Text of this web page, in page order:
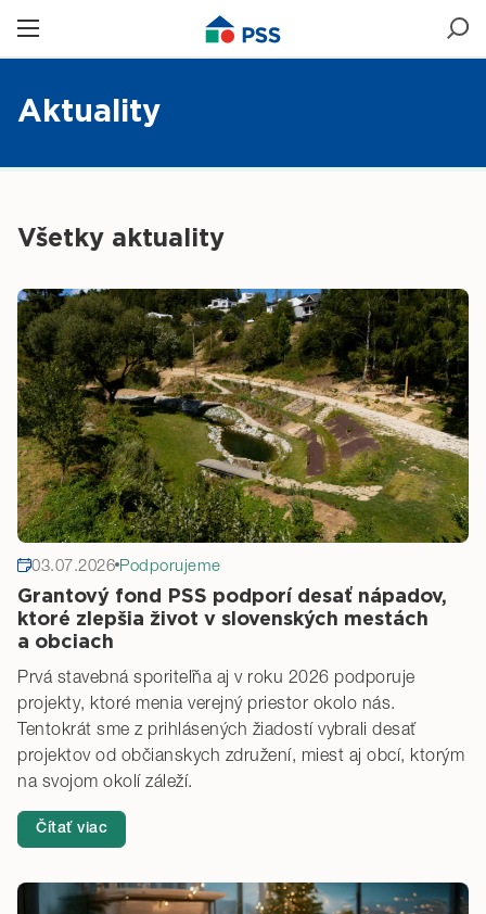
Aktuality
Všetky aktuality
03.07.2026 Podporujeme
Grantový fond PSS podporí desať nápadov,
ktoré zlepšia život v slovenských mestách
a obciach
Prvá stavebná sporiteľňa aj v roku 2026 podporuje
projekty, ktoré menia verejný priestor okolo nás.
Tentokrát sme z prihlásených žiadostí vybrali desať
projektov od občianskych združení, miest aj obcí, ktorým
na svojom okolí záleží.
Čítať viac